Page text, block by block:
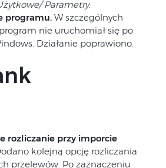
Parametry.
programu. W szczególnych
nie uruchomiał się po
Działanie poprawiono.
rozliczanie przy imporcie
kolejną opcję rozliczania
przelewów. Po zaznaczeniu